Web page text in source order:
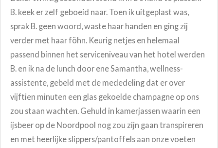
B. keek er zelf geboeid naar. Toen ik uitgeplast was,
sprak B. geen woord, waste haar handen en ging zij
verder met haar föhn. Keurig netjes en helemaal
passend binnen het serviceniveau van het hotel werden
B. en ik na de lunch door ene Samantha, wellness-
assistente, gebeld met de mededeling dat er over
vijftien minuten een glas gekoelde champagne op ons
zou staan wachten. Gehuld in kamerjassen waarin een
ijsbeer op de Noordpool nog zou zijn gaan transpireren
en met heerlijke slippers/pantoffels aan onze voeten